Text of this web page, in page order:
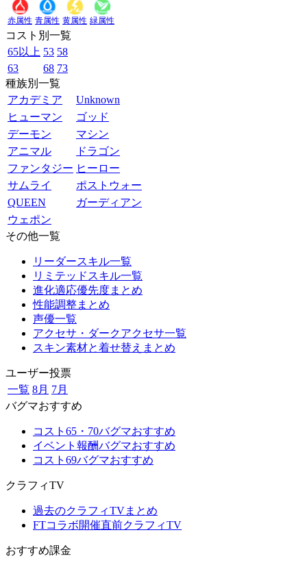
赤属性 青属性 黄属性 緑属性
コスト別一覧
65以上 53 58
63
68 73
種族別一覧
アカデミア
Unknown
ヒューマン
ゴッド
デーモン
マシン
アニマル
ドラゴン
ファンタジー ヒーロー
サムライ
ポストウォー
QUEEN
ガーディアン
ウェポン
その他一覧
リーダースキル一覧
リミテッドスキル一覧
進化適応優先度まとめ
性能調整まとめ
声優一覧
アクセサ・ダークアクセサ一覧
スキン素材と着せ替えまとめ
ユーザー投票
一覧 8月 7月
バグマおすすめ
コスト65・70バグマおすすめ
イベント報酬バグマおすすめ
コスト69バグマおすすめ
クラフィTV
過去のクラフィTVまとめ
FTコラボ開催直前クラフィTV
おすすめ課金